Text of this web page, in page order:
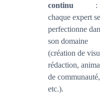
continu
:
chaque expert se
perfectionne
son domaine
(création de
rédaction,
de communauté,
etc.).